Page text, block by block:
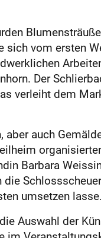
sich vom ersten
Der
verleiht dem
aber auch
Barbara
umsetzen lasse.
Auswahl der